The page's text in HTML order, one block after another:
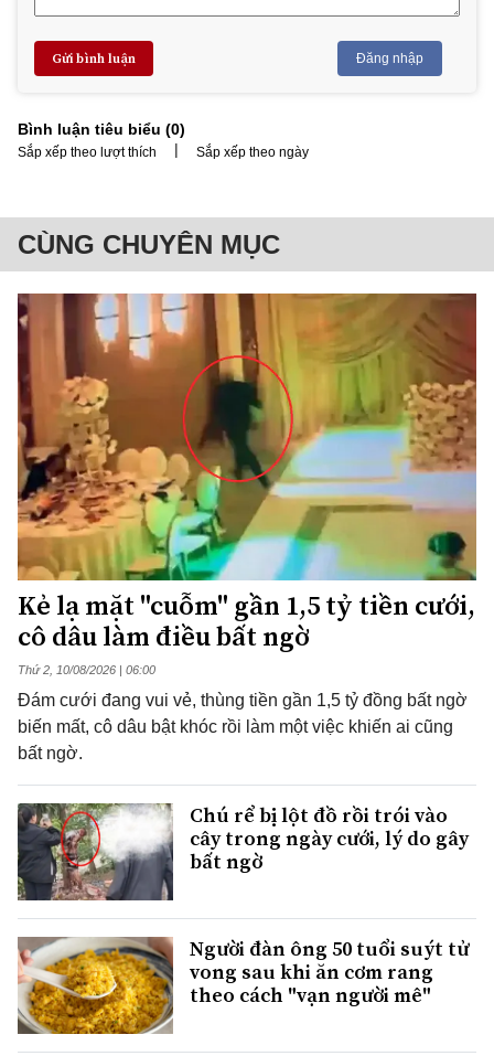
Gửi bình luận Đăng nhập
Bình luận tiêu biểu (0)
Sắp xếp theo lượt thích | Sắp xếp theo ngày
CÙNG CHUYÊN MỤC
Kẻ lạ mặt "cuỗm" gần 1,5 tỷ tiền cưới,
cô dâu làm điều bất ngờ
Thứ 2, 10/08/2026 | 06:00
Đám cưới đang vui vẻ, thùng tiền gần 1,5 tỷ đồng bất ngờ
biến mất, cô dâu bật khóc rồi làm một việc khiến ai cũng
bất ngờ.
Chú rể bị lột đồ rồi trói vào
cây trong ngày cưới, lý do gây
bất ngờ
Người đàn ông 50 tuổi suýt tử
vong sau khi ăn cơm rang
theo cách "vạn người mê"